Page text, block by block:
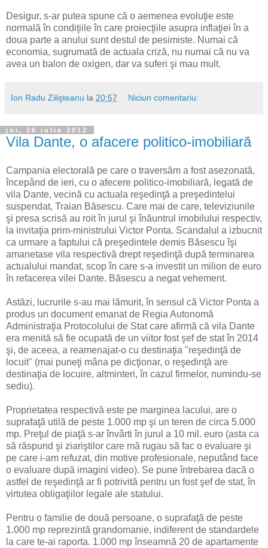
Desigur, s-ar putea spune că o aemenea evoluţie este
normală în condiţiile în care proiecţiile asupra inflaţiei în a
doua parte a anului sunt destul de pesimiste. Numai că
economia, sugrumată de actuala criză, nu numai că nu va
avea un balon de oxigen, dar va suferi şi mau mult.
Ion Radu Zilişteanu la 20:57 Niciun comentariu:
joi, 26 iulie 2012
Vila Dante, o afacere politico-imobiliară
Campania electorală pe care o traversăm a fost asezonată,
începând de ieri, cu o afecere politico-imobiliară, legată de
vila Dante, vecină cu actuala reşedinţă a preşedintelui
suspendat, Traian Băsescu. Care mai de care, televiziunile
şi presa scrisă au roit în jurul şi înăuntrul imobilului respectiv,
la invitaţia prim-ministrului Victor Ponta. Scandalul a izbucnit
ca urmare a faptului că preşedintele demis Băsescu îşi
amanetase vila respectivă drept reşedinţă după terminarea
actualului mandat, scop în care s-a investit un milion de euro
în refacerea vilei Dante. Băsescu a negat vehement.
Astăzi, lucrurile s-au mai lămurit, în sensul că Victor Ponta a
produs un document emanat de Regia Autonomă
Administraţia Protocolului de Stat care afirmă că vila Dante
era menită să fie ocupată de un viitor fost şef de stat în 2014
şi, de aceea, a reamenajat-o cu destinaţia "reşedinţă de
locuit" (mai puneţi mâna pe dicţionar, o reşedinţă are
destinaţia de locuire, altminteri, în cazul firmelor, numindu-se
sediu).
Proprietatea respectivă este pe marginea lacului, are o
suprafaţă utilă de peste 1.000 mp şi un teren de circa 5.000
mp. Preţul de piaţă s-ar învârti în jurul a 10 mil. euro (asta ca
să răspund şi ziariştilor care mă rugau să fac o evaluare şi
pe care i-am refuzat, din motive profesionale, neputând face
o evaluare după imagini video). Se pune întrebarea dacă o
astfel de reşedinţă ar fi potrivită pentru un fost şef de stat, în
virtutea obligaţiilor legale ale statului.
Pentru o familie de două persoane, o suprafaţă de peste
1.000 mp reprezintă grandomanie, indiferent de standardele
la care te-ai raporta. 1.000 mp înseamnă 20 de apartamente